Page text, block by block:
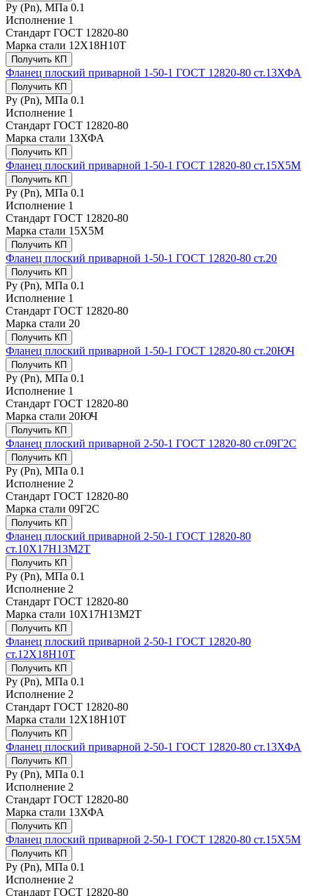
Ру (Рn), МПа 0.1
Исполнение 1
Стандарт ГОСТ 12820-80
Марка стали 12Х18Н10Т
Получить КП
Фланец плоский приварной 1-50-1 ГОСТ 12820-80 ст.13ХФА
Получить КП
Ру (Рn), МПа 0.1
Исполнение 1
Стандарт ГОСТ 12820-80
Марка стали 13ХФА
Получить КП
Фланец плоский приварной 1-50-1 ГОСТ 12820-80 ст.15Х5М
Получить КП
Ру (Рn), МПа 0.1
Исполнение 1
Стандарт ГОСТ 12820-80
Марка стали 15Х5М
Получить КП
Фланец плоский приварной 1-50-1 ГОСТ 12820-80 ст.20
Получить КП
Ру (Рn), МПа 0.1
Исполнение 1
Стандарт ГОСТ 12820-80
Марка стали 20
Получить КП
Фланец плоский приварной 1-50-1 ГОСТ 12820-80 ст.20ЮЧ
Получить КП
Ру (Рn), МПа 0.1
Исполнение 1
Стандарт ГОСТ 12820-80
Марка стали 20ЮЧ
Получить КП
Фланец плоский приварной 2-50-1 ГОСТ 12820-80 ст.09Г2С
Получить КП
Ру (Рn), МПа 0.1
Исполнение 2
Стандарт ГОСТ 12820-80
Марка стали 09Г2С
Получить КП
Фланец плоский приварной 2-50-1 ГОСТ 12820-80
ст.10Х17Н13М2Т
Получить КП
Ру (Рn), МПа 0.1
Исполнение 2
Стандарт ГОСТ 12820-80
Марка стали 10Х17Н13М2Т
Получить КП
Фланец плоский приварной 2-50-1 ГОСТ 12820-80
ст.12Х18Н10Т
Получить КП
Ру (Рn), МПа 0.1
Исполнение 2
Стандарт ГОСТ 12820-80
Марка стали 12Х18Н10Т
Получить КП
Фланец плоский приварной 2-50-1 ГОСТ 12820-80 ст.13ХФА
Получить КП
Ру (Рn), МПа 0.1
Исполнение 2
Стандарт ГОСТ 12820-80
Марка стали 13ХФА
Получить КП
Фланец плоский приварной 2-50-1 ГОСТ 12820-80 ст.15Х5М
Получить КП
Ру (Рn), МПа 0.1
Исполнение 2
Стандарт ГОСТ 12820-80